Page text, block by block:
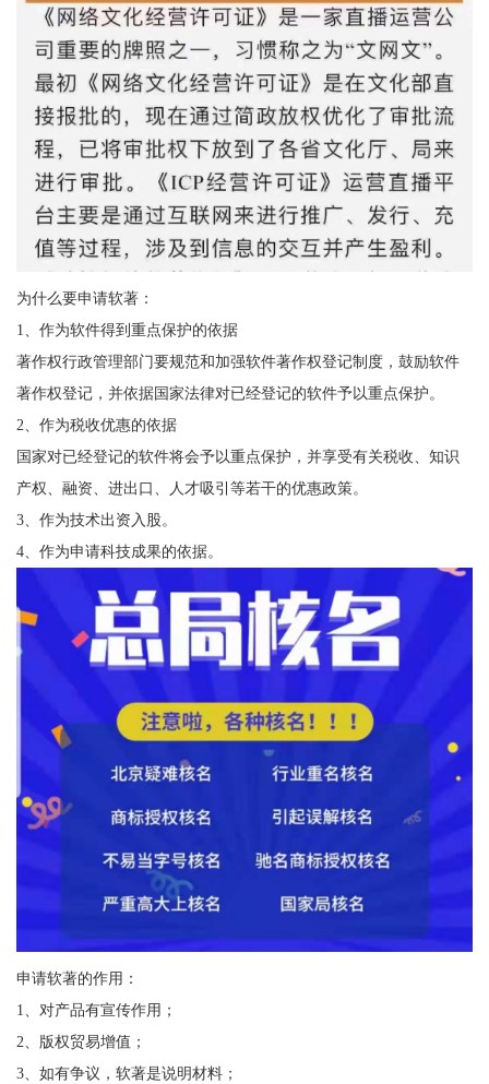
为什么要申请软著：
1、作为软件得到重点保护的依据
著作权行政管理部门要规范和加强软件著作权登记制度，鼓励软件
著作权登记，并依据国家法律对已经登记的软件予以重点保护。
2、作为税收优惠的依据
国家对已经登记的软件将会予以重点保护，并享受有关税收、知识
产权、融资、进出口、人才吸引等若干的优惠政策。
3、作为技术出资入股。
4、作为申请科技成果的依据。
申请软著的作用：
1、对产品有宣传作用；
2、版权贸易增值；
3、如有争议，软著是说明材料；